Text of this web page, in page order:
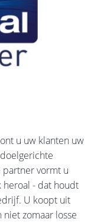
u uw klanten uw
partner vormt u
- dat houdt
U koopt uit
zomaar losse